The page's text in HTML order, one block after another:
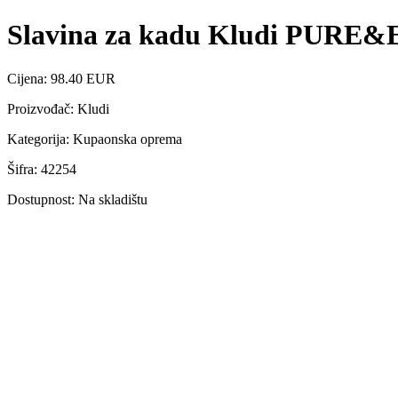
Slavina za kadu Kludi
Cijena: 98.40 EUR
Proizvođač: Kludi
Kategorija: Kupaonska oprema
Šifra: 42254
Dostupnost: Na skladištu